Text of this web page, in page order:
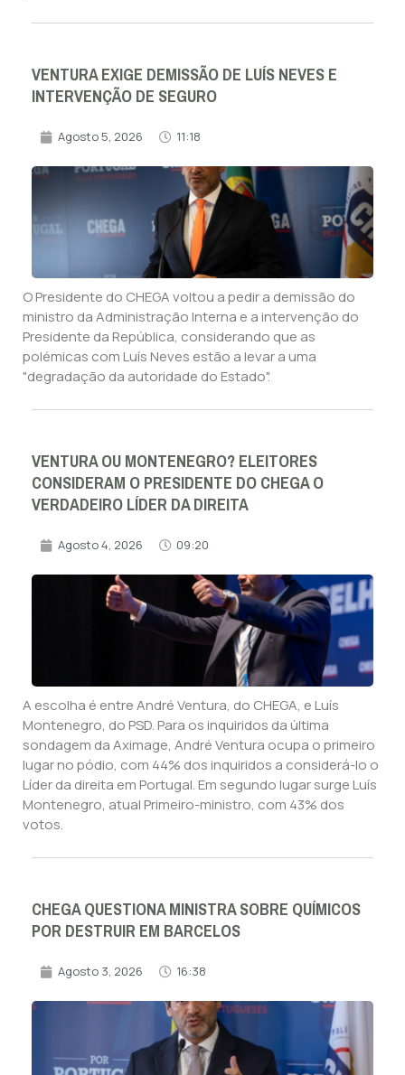
VENTURA EXIGE DEMISSÃO DE LUÍS NEVES E
INTERVENÇÃO DE SEGURO
Agosto 5, 2026 11:18
O Presidente do CHEGA voltou a pedir a demissão do
ministro da Administração Interna e a intervenção do
Presidente da República, considerando que as
polémicas com Luís Neves estão a levar a uma
"degradação da autoridade do Estado".
VENTURA OU MONTENEGRO? ELEITORES
CONSIDERAM O PRESIDENTE DO CHEGA O
VERDADEIRO LÍDER DA DIREITA
Agosto 4, 2026 09:20
A escolha é entre André Ventura, do CHEGA, e Luís
Montenegro, do PSD. Para os inquiridos da última
sondagem da Aximage, André Ventura ocupa o primeiro
lugar no pódio, com 44% dos inquiridos a considerá-lo o
Líder da direita em Portugal. Em segundo lugar surge Luís
Montenegro, atual Primeiro-ministro, com 43% dos
votos.
CHEGA QUESTIONA MINISTRA SOBRE QUÍMICOS
POR DESTRUIR EM BARCELOS
Agosto 3, 2026 16:38